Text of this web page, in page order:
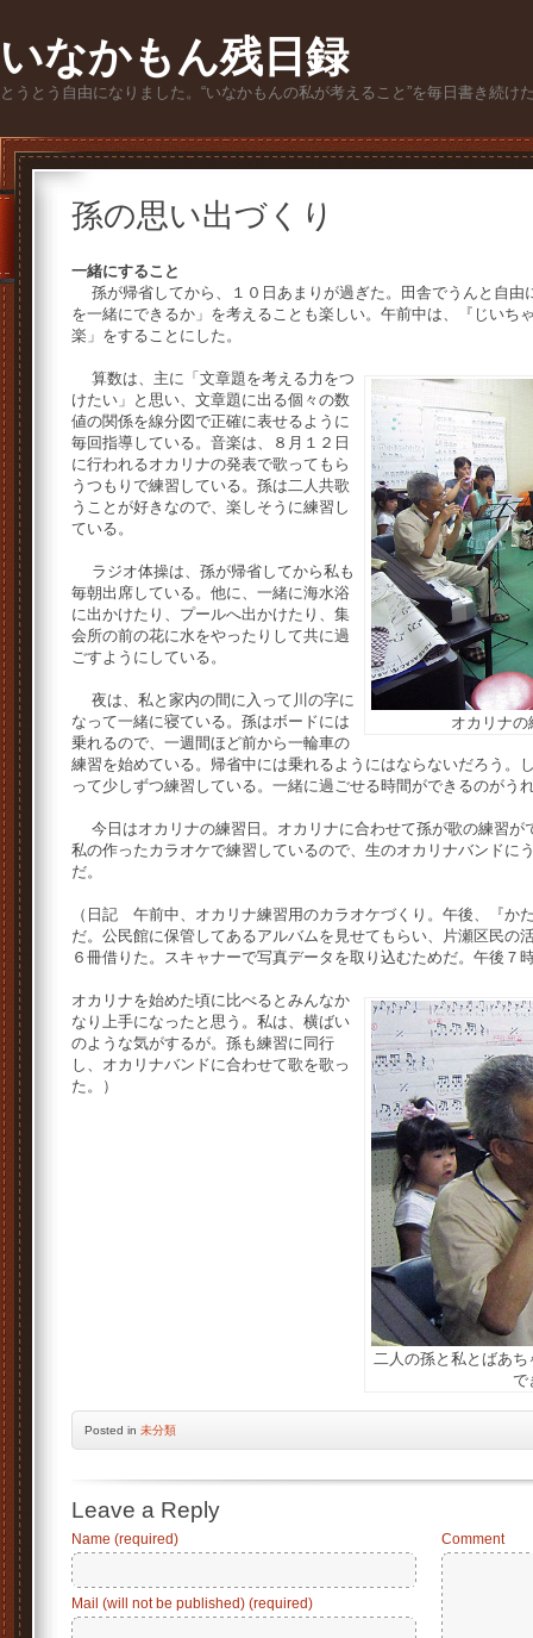
いなかもん残日録
とうとう自由になりました。“いなかもんの私が考えること”を毎日書き続け
孫の思い出づくり
一緒にすること
孫が帰省してから、１０日あまりが過ぎた。田舎でうんと自由
を一緒にできるか」を考えることも楽しい。午前中は、『じいち
楽」をすることにした。
オカリナ
算数は、主に「文章題を考える力をつ
けたい」と思い、文章題に出る個々の数
値の関係を線分図で正確に表せるように
毎回指導している。音楽は、８月１２日
に行われるオカリナの発表で歌ってもら
うつもりで練習している。孫は二人共歌
うことが好きなので、楽しそうに練習し
ている。
ラジオ体操は、孫が帰省してから私も
毎朝出席している。他に、一緒に海水浴
に出かけたり、プールへ出かけたり、集
会所の前の花に水をやったりして共に過
ごすようにしている。
夜は、私と家内の間に入って川の字に
なって一緒に寝ている。孫はボードには
乗れるので、一週間ほど前から一輪車の
練習を始めている。帰省中には乗れるようにはならないだろう。
って少しずつ練習している。一緒に過ごせる時間ができるのがう
今日はオカリナの練習日。オカリナに合わせて孫が歌の練習が
私の作ったカラオケで練習しているので、生のオカリナバンドに
だ。
（日記 午前中、オカリナ練習用のカラオケづくり。午後、『か
だ。公民館に保管してあるアルバムを見せてもらい、片瀬区民の
６冊借りた。スキャナーで写真データを取り込むためだ。午後７
二人の孫と私とばあ
で
オカリナを始めた頃に比べるとみんなか
なり上手になったと思う。私は、横ばい
のような気がするが。孫も練習に同行
し、オカリナバンドに合わせて歌を歌っ
た。）
Posted in 未分類
Leave a Reply
Name (required)
Mail (will not be published) (required)
Comment